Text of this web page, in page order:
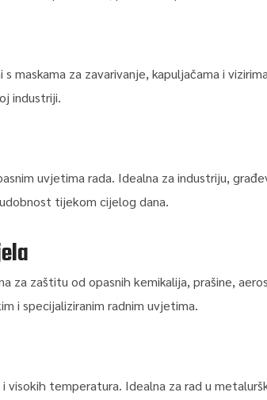
za zavarivanje, kapuljačama i
industriji.
uvjetima rada. Idealna za industriju,
tijekom cijelog dana.
za zaštitu od opasnih kemikalija, prašine,
i specijaliziranim radnim uvjetima.
visokih temperatura. Idealna za rad u